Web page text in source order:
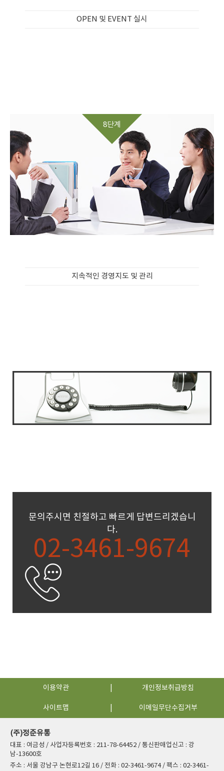
OPEN 및 EVENT 실시
8단계
지속적인 경영지도 및 관리
문의주시면 친절하고 빠르게 답변드리겠습니
다.
02-3461-9674
이용약관 개인정보취급방침
사이트맵 이메일무단수집거부
(주)정준유통
대표 : 여금성 / 사업자등록번호 : 211-78-64452 / 통신판매업신고 : 강
남-13600호
주소 : 서울 강남구 논현로12길 16 / 전화 : 02-3461-9674 / 팩스 : 02-3461-